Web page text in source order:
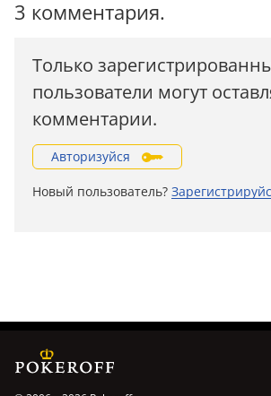
3 комментария.
Только
пользователи могут
комментарии.
Авторизуйся
Новый пользователь?